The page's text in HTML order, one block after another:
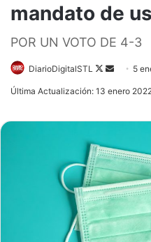
mandato de
POR UN VOTO DE 4-3
DiarioDigitalSTL
Follow
Send 5
Última Actualización: 13 enero